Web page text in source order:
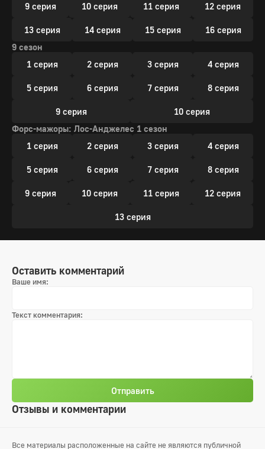
9 серия 10 серия 11 серия 12 серия
13 серия 14 серия 15 серия
16 серия
9 сезон
1 серия
2 серия 3 серия 4 серия
5 серия 6 серия 7 серия 8 серия
9 серия
10 серия
Форс-мажоры: Лос-Анджелес 1 сезон
1 серия
2 серия 3 серия 4 серия
5 серия 6 серия 7 серия 8 серия
9 серия 10 серия 11 серия 12 серия
13 серия
Отзывы и комментарии
Оставить комментарий
Ваше имя:
Текст комментария:
Отправить
Все материалы расположенные на сайте не являются публичной